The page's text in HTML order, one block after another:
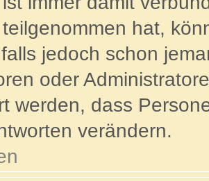
hat,
jedoch schon
oder
werden, dass
verändern.